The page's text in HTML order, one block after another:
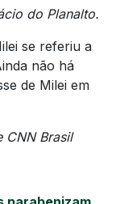
do Planalto.
se referiu a
não há
de Milei em
CNN Brasil